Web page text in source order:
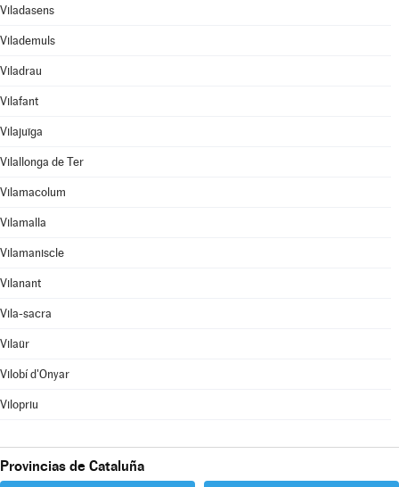
Viladasens
Vilademuls
Viladrau
Vilafant
Vilajuïga
Vilallonga de Ter
Vilamacolum
Vilamalla
Vilamaniscle
Vilanant
Vila-sacra
Vilaür
Vilobí d'Onyar
Vilopriu
Provincias de Cataluña